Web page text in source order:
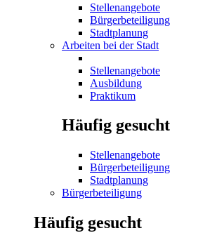
Stellenangebote
Bürgerbeteiligung
Stadtplanung
Arbeiten bei der Stadt
Stellenangebote
Ausbildung
Praktikum
Häufig gesucht
Stellenangebote
Bürgerbeteiligung
Stadtplanung
Bürgerbeteiligung
Häufig gesucht